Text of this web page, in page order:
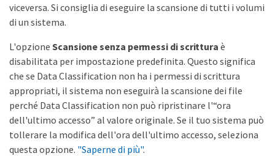
viceversa. Si consiglia di eseguire la scansione di tutti i volumi
di un sistema.
L'opzione Scansione senza permessi di scrittura è
disabilitata per impostazione predefinita. Questo significa
che se Data Classification non ha i permessi di scrittura
appropriati, il sistema non eseguirà la scansione dei file
perché Data Classification non può ripristinare l'“ora
dell'ultimo accesso” al valore originale. Se il tuo sistema può
tollerare la modifica dell'ora dell'ultimo accesso, seleziona
questa opzione. "Saperne di più".